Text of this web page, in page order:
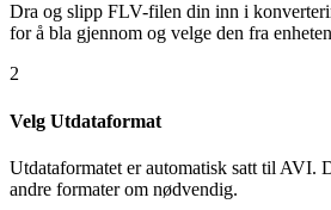
Dra og slipp FLV-filen din inn i
for å bla gjennom og velge den fra
2
Velg Utdataformat
Utdataformatet er automatisk satt til AVI.
andre formater om nødvendig.